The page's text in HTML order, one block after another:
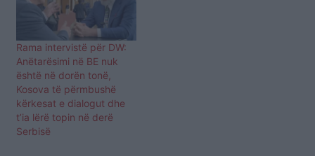
Rama intervistë për DW:
Anëtarësimi në BE nuk
është në dorën tonë,
Kosova të përmbushë
kërkesat e dialogut dhe
t’ia lërë topin në derë
Serbisë